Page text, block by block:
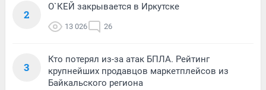
2
О`КЕЙ закрывается в Иркутске
13 026 26
3
Кто потерял из-за атак БПЛА. Рейтинг
крупнейших продавцов маркетплейсов из
Байкальского региона